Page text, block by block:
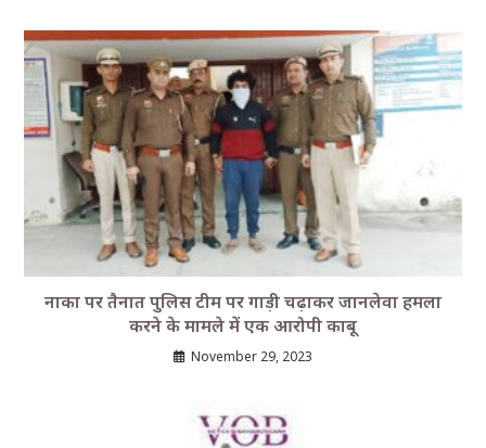
नाका पर तैनात पुलिस टीम पर गाड़ी चढ़ाकर जानलेवा हमला
करने के मामले में एक आरोपी काबू
November 29, 2023